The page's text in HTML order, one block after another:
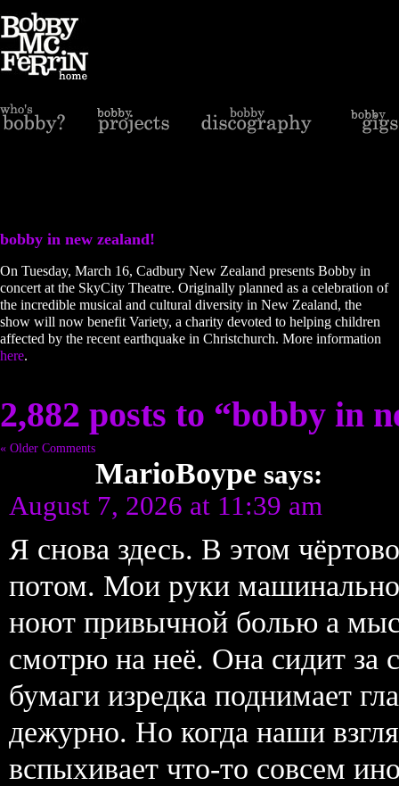
bobby in new zealand!
On Tuesday, March 16, Cadbury New Zealand presents Bobby in
concert at the SkyCity Theatre. Originally planned as a celebration of
the incredible musical and cultural diversity in New Zealand, the
show will now benefit Variety, a charity devoted to helping children
affected by the recent earthquake in Christchurch. More information
here.
2,882 posts to “bobby in
« Older Comments
MarioBoype says:
August 7, 2026 at 11:39 am
Я снова здесь. В этом
потом. Мои руки
ноют привычной болью а
смотрю на неё. Она сидит за
бумаги изредка поднимает
дежурно. Но когда наши
вспыхивает что-то совсем